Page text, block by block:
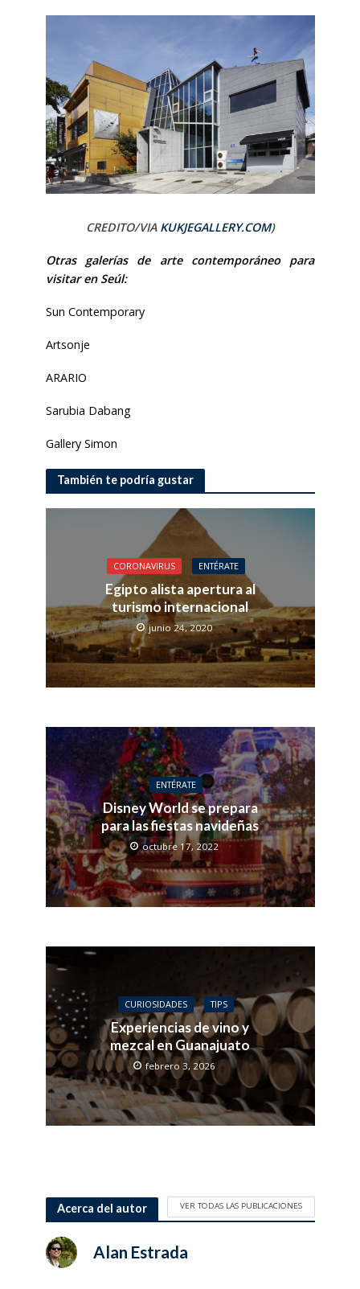
CREDITO/VIA KUKJEGALLERY.COM)
Otras galerías de arte contemporáneo para
visitar en Seúl:
Sun Contemporary
Artsonje
ARARIO
Sarubia Dabang
Gallery Simon
También te podría gustar
CORONAVIRUS ENTÉRATE
Egipto alista apertura al
turismo internacional
junio 24, 2020
ENTÉRATE
Disney World se prepara
para las fiestas navideñas
octubre 17, 2022
CURIOSIDADES TIPS
Experiencias de vino y
mezcal en Guanajuato
febrero 3, 2026
Acerca del autor VER TODAS LAS PUBLICACIONES
Alan Estrada